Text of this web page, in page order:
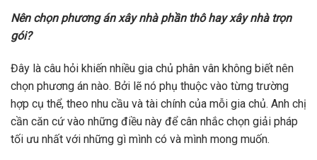
Nên chọn phương án xây nhà phần thô hayxây nhà trọn
gói?
Đây là câu hỏi khiến nhiều gia chủ phân vân không biết nên
chọn phương án nào. Bởi lẽ nó phụ thuộc vào từng trường
hợp cụ thể, theo nhu cầu và tài chính của mỗi gia chủ. Anh chị
cần căn cứ vào những điều này để cân nhắc chọn giải pháp
tối ưu nhất với những gì mình có và mình mong muốn.